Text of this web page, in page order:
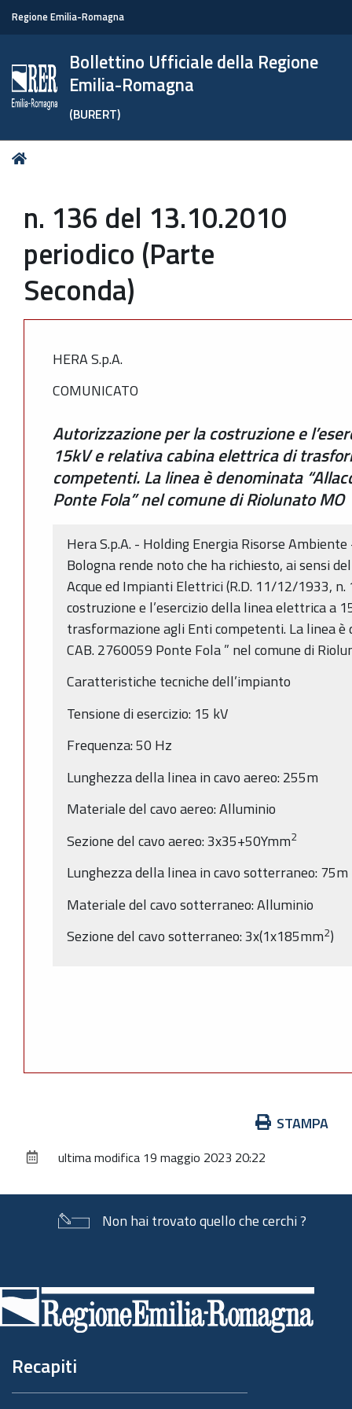
Regione Emilia-Romagna
Bollettino Ufficiale della Regione
Emilia-Romagna
(BURERT)
Tu
n. 136 del 13.10.2010
periodico (Parte
Seconda)
HERA S.p.A.
COMUNICATO
Autorizzazione per la costruzione e
15kV e relativa cabina elettrica di
competenti. La linea è denominata
Ponte Fola” nel comune di Riolunato MO
Hera S.p.A. - Holding Energia Risorse
Bologna rende noto che ha richiesto, ai sensi
Acque ed Impianti Elettrici (R.D. 11/12/1933,
costruzione e l’esercizio della linea elettrica a
trasformazione agli Enti competenti. La linea è
CAB. 2760059 Ponte Fola ” nel comune di
Caratteristiche tecniche dell’impianto
Tensione di esercizio: 15 kV
Frequenza: 50 Hz
Lunghezza della linea in cavo aereo: 255m
Materiale del cavo aereo: Alluminio
Sezione del cavo aereo: 3x35+50Ymm2
Lunghezza della linea in cavo sotterraneo: 75m
Materiale del cavo sotterraneo: Alluminio
Sezione del cavo sotterraneo: 3x(1x185mm2)
documento
STAMPA
ultima modifica 19 maggio 2023 20:22
Non hai trovato quello che cerchi ?
di
pagina
Recapiti